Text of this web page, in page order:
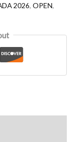
2026, OPEN,